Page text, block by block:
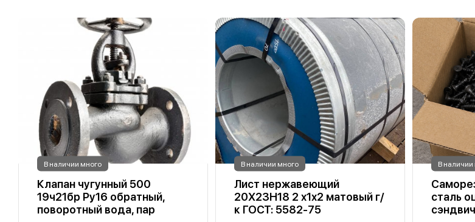
В наличии много
Клапан чугунный 500
19ч21бр Ру16 обратный,
поворотный вода, пар
В наличии много
Лист нержавеющий
20Х23Н18 2 х1х2 матовый г/
к ГОСТ: 5582-75
В
сталь